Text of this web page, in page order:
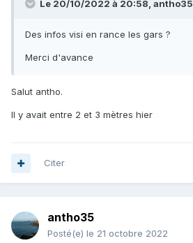
Le 20/10/2022 à 20:58, antho35
Des infos visi en rance les gars ?
Merci d'avance
Salut antho.
Il y avait entre 2 et 3 mètres hier
Citer
antho35
Posté(e) le 21 octobre 2022